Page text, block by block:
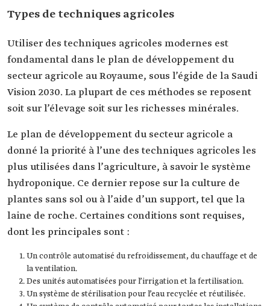
Types de techniques agricoles
Utiliser des techniques agricoles modernes est
fondamental dans le plan de développement du
secteur agricole au Royaume, sous l’égide de la Saudi
Vision 2030. La plupart de ces méthodes se reposent
soit sur l’élevage soit sur les richesses minérales.
Le plan de développement du secteur agricole a
donné la priorité à l’une des techniques agricoles les
plus utilisées dans l’agriculture, à savoir le système
hydroponique. Ce dernier repose sur la culture de
plantes sans sol ou à l’aide d’un support, tel que la
laine de roche. Certaines conditions sont requises,
dont les principales sont :
Un contrôle automatisé du refroidissement, du chauffage et de
la ventilation.
Des unités automatisées pour l’irrigation et la fertilisation.
Un système de stérilisation pour l’eau recyclée et réutilisée.